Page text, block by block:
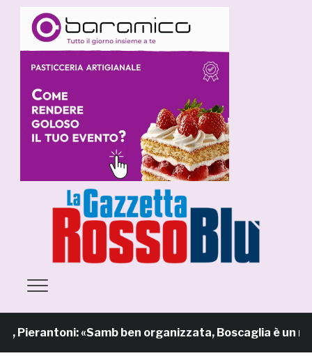
«Samb ben organizzata, Boscaglia è un